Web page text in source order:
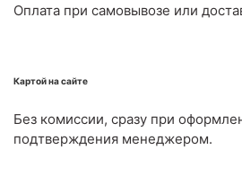
Оплата при самовывозе или
Картой на сайте
Без комиссии, сразу при
подтверждения менеджером.